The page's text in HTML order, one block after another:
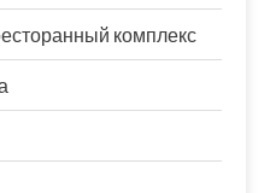
комплекс